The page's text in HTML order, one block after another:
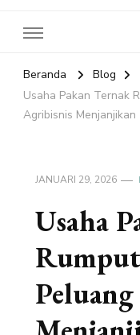
Beranda
Blog
Usaha Pakan Ternak
Agribisnis Menjanjikan
JANUARI 29, 2026
Usaha